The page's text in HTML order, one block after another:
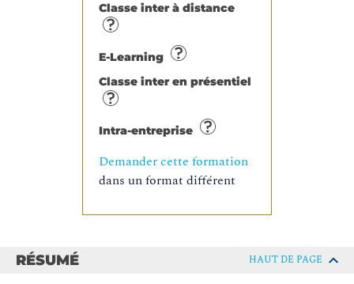
Classe inter à distance
E-Learning
Classe inter en présentiel
Intra-entreprise
Demander cette formation
dans un format différent
RÉSUMÉ HAUT DE PAGE